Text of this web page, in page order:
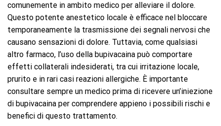
comunemente in ambito medico per alleviare il dolore.
Questo potente anestetico locale è efficace nel bloccare
temporaneamente la trasmissione dei segnali nervosi che
causano sensazioni di dolore. Tuttavia, come qualsiasi
altro farmaco, l’uso della bupivacaina può comportare
effetti collaterali indesiderati, tra cui irritazione locale,
prurito e in rari casi reazioni allergiche. È importante
consultare sempre un medico prima di ricevere un’iniezione
di bupivacaina per comprendere appieno i possibili rischi e
benefici di questo trattamento.